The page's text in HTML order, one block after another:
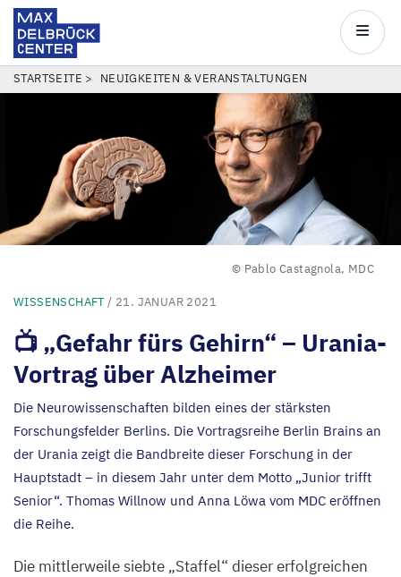
Direkt
zum
Center
Main
PFADNAVIGATION
STARTSEITE NEUIGKEITEN & VERANSTALTUNGEN
© Pablo Castagnola, MDC
WISSENSCHAFT/ 21. JANUAR 2021
📺 „Gefahr fürs Gehirn“ – Urania-
Vortrag über Alzheimer
Die Neurowissenschaften bilden eines der stärksten
Forschungsfelder Berlins. Die Vortragsreihe Berlin Brains an
der Urania zeigt die Bandbreite dieser Forschung in der
Hauptstadt – in diesem Jahr unter dem Motto „Junior trifft
Senior“. Thomas Willnow und Anna Löwa vom MDC eröffnen
die Reihe.
Die mittlerweile siebte „Staffel“ dieser erfolgreichen